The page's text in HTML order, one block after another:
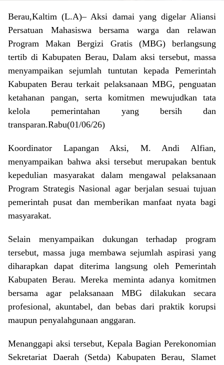
Berau,Kaltim (L.A)– Aksi damai yang digelar Aliansi
Persatuan Mahasiswa bersama warga dan relawan
Program Makan Bergizi Gratis (MBG) berlangsung
tertib di Kabupaten Berau, Dalam aksi tersebut, massa
menyampaikan sejumlah tuntutan kepada Pemerintah
Kabupaten Berau terkait pelaksanaan MBG, penguatan
ketahanan pangan, serta komitmen mewujudkan tata
kelola pemerintahan yang bersih dan
transparan.Rabu(01/06/26)
Koordinator Lapangan Aksi, M. Andi Alfian,
menyampaikan bahwa aksi tersebut merupakan bentuk
kepedulian masyarakat dalam mengawal pelaksanaan
Program Strategis Nasional agar berjalan sesuai tujuan
pemerintah pusat dan memberikan manfaat nyata bagi
masyarakat.
Selain menyampaikan dukungan terhadap program
tersebut, massa juga membawa sejumlah aspirasi yang
diharapkan dapat diterima langsung oleh Pemerintah
Kabupaten Berau. Mereka meminta adanya komitmen
bersama agar pelaksanaan MBG dilakukan secara
profesional, akuntabel, dan bebas dari praktik korupsi
maupun penyalahgunaan anggaran.
Menanggapi aksi tersebut, Kepala Bagian Perekonomian
Sekretariat Daerah (Setda) Kabupaten Berau, Slamet